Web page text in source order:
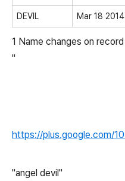
DEVIL Mar 18
1 Name changes on
"
https://plus.google.com/
"angel devil"